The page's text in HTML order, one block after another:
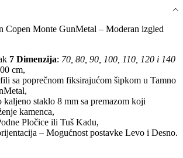
Copen Monte GunMetal – Moderan izgled
7 Dimenzija: 70, 80, 90, 100, 110, 120 i 140
cm,
sa poprečnom fiksirajućom šipkom u Tamno
kaljeno staklo 8 mm sa premazom koji
kamenca,
Pločice ili Tuš Kadu,
– Mogućnost postavke Levo i Desno.